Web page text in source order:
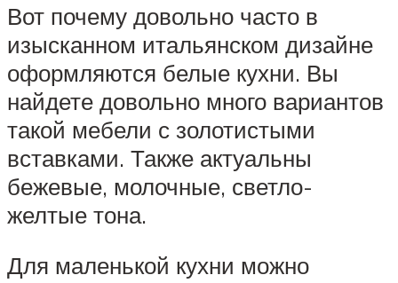
Вот почему довольно часто в
изысканном итальянском дизайне
оформляются белые кухни. Вы
найдете довольно много вариантов
такой мебели с золотистыми
вставками. Также актуальны
бежевые, молочные, светло-
желтые тона.
Для маленькой кухни можно